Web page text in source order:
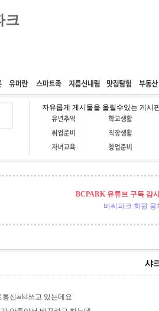
속도패치 웹호스팅 공동구매
자유롭게 게시물을 올릴수있는 게시
BCPARK 유튜브 구독 감
비씨파크 회원 뭉
샤
통신adsl쓰고 있는데요